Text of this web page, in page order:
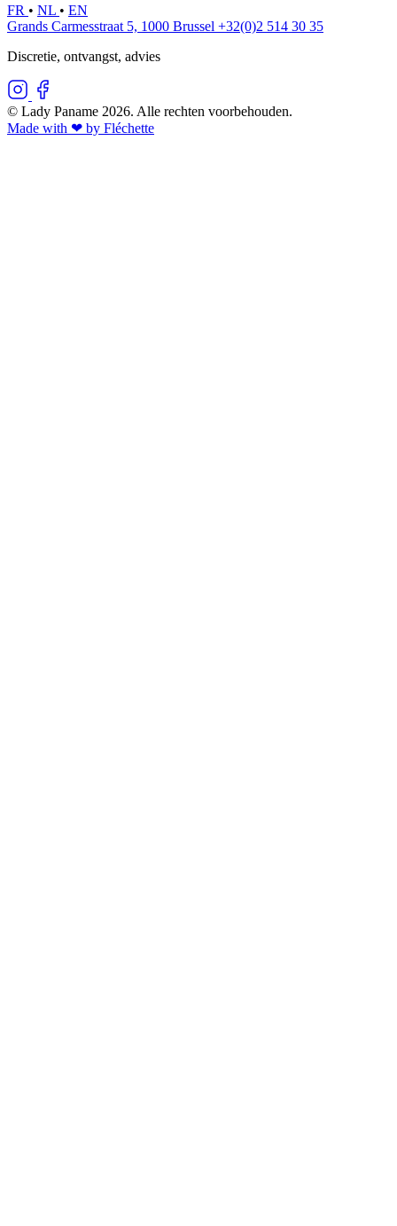
FR • NL • EN
Grands Carmesstraat 5, 1000 Brussel +32(0)2 514 30 35
Discretie, ontvangst, advies
© Lady Paname 2026. Alle rechten voorbehouden.
Made with ❤︎ by Fléchette